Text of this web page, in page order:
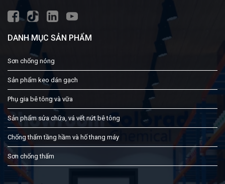
DANH MỤC SẢN PHẨM
Sơn chống nóng
Sản phẩm keo dán gạch
Phụ gia bê tông và vữa
Sản phẩm sửa chữa, vá vết nứt bê tông
Chống thấm tầng hầm và hố thang máy
Sơn chống thấm